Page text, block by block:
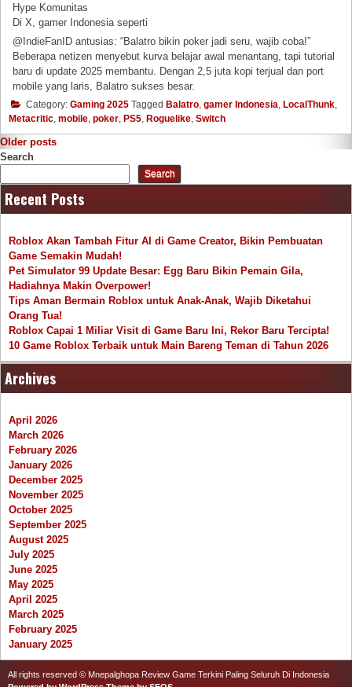
Hype Komunitas
Di X, gamer Indonesia seperti
@IndieFanID antusias: “Balatro bikin poker jadi seru, wajib coba!”
Beberapa netizen menyebut kurva belajar awal menantang, tapi tutorial
baru di update 2025 membantu. Dengan 2,5 juta kopi terjual dan port
mobile yang laris, Balatro sukses besar.
Category: Gaming 2025 Tagged Balatro, gamer Indonesia, LocalThunk,
Metacritic, mobile, poker, PS5, Roguelike, Switch
Posts
navigation
Older posts
Search
Search
Recent Posts
Roblox Akan Tambah Fitur AI di Game Creator, Bikin Pembuatan
Game Semakin Mudah!
Pet Simulator 99 Update Besar: Egg Baru Bikin Pemain Gila,
Hadiahnya Makin Overpower!
Tips Aman Bermain Roblox untuk Anak-Anak, Wajib Diketahui
Orang Tua!
Roblox Capai 1 Miliar Visit di Game Baru Ini, Rekor Baru Tercipta!
10 Game Roblox Terbaik untuk Main Bareng Teman di Tahun 2026
Archives
April 2026
March 2026
February 2026
January 2026
December 2025
November 2025
October 2025
September 2025
August 2025
July 2025
June 2025
May 2025
April 2025
March 2025
February 2025
January 2025
All rights reserved © Mnepalghopa Review Game Terkini Paling Seluruh Di Indonesia